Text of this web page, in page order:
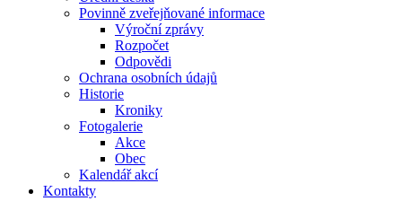
Povinně zveřejňované informace
Výroční zprávy
Rozpočet
Odpovědi
Ochrana osobních údajů
Historie
Kroniky
Fotogalerie
Akce
Obec
Kalendář akcí
Kontakty